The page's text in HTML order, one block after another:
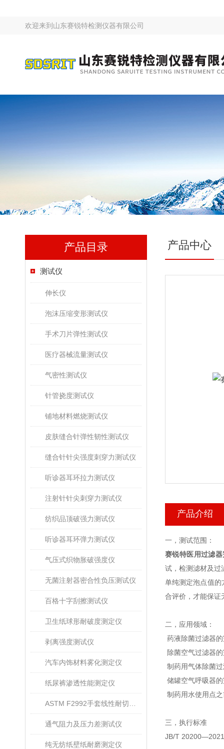
欢迎来到 山东赛锐特检测仪器有限公司
产品目录
测试仪
伸长仪
泡沫压缩变形测试仪
手术刀片弹性测试仪
医疗器械流量测试仪
气密性测试仪
针管挠度测试仪
铺地材料燃烧测试仪
皮肤缝合针弹性韧性测试仪
缝合针针尖强度刺穿力测试仪
听诊器耳环拉力测试仪
注射针针尖刺穿力测试仪
纺织品顶破强力测试仪
听诊器耳环弹力测试仪
气压式织物胀破强度仪
无菌注射器密合性负压测试仪
百格十字刮擦测试仪
卫生纸球形耐破度测定仪
剥离强度测试仪
汽车内饰材料雾化测定仪
纸尿裤渗透性能测定仪
通气阻力及压力差测试仪
纯无纺纸壁纸耐磨测定仪
产品中心
产品介绍
一， 测试范围：
赛锐特医用过滤
试，检测滤材及过
单纯测定泡点值的
合评价，才能保证
二， 应用领域：
药液除菌过滤器
除菌空气过滤器
制药用气体除菌
储罐空气呼吸器
制药用水使用点
三，执行标准
JB/T 20200—2021